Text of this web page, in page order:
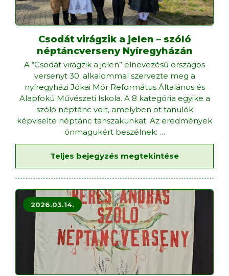
Csodát virágzik a jelen – szóló
néptáncverseny Nyíregyházán
A “Csodát virágzik a jelen” elnevezésű országos
versenyt 30. alkalommal szervezte meg a
nyíregyházi Jókai Mór Református Általános és
Alapfokú Művészeti Iskola. A 8 kategória egyike a
szóló néptánc volt, amelyben öt tanulók
képviselte néptánc tanszakunkat. Az eredmények
önmagukért beszélnek: …
Teljes bejegyzés megtekintése
2026.03.14.